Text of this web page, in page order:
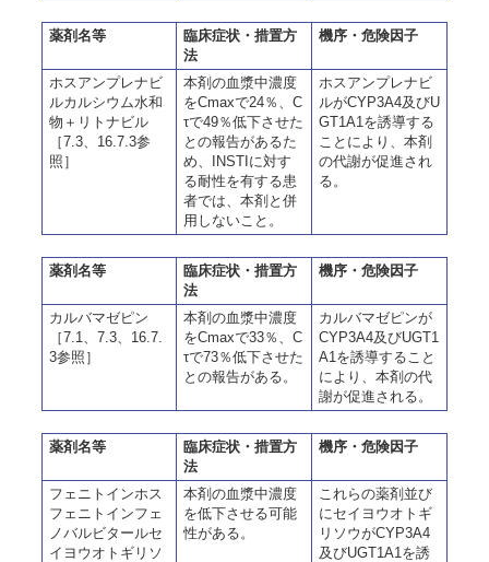
薬剤名等
臨床症状・措置方
法
機序・危険因子
ホスアンプレナビ
ルカルシウム水和
物＋リトナビル
［7.3、16.7.3参
照］
本剤の血漿中濃度
をCmaxで24％、C
τで49％低下させた
との報告があるた
め、INSTIに対す
る耐性を有する患
者では、本剤と併
用しないこと。
ホスアンプレナビ
ルがCYP3A4及びU
GT1A1を誘導する
ことにより、本剤
の代謝が促進され
る。
薬剤名等
臨床症状・措置方
法
機序・危険因子
カルバマゼピン
［7.1、7.3、16.7.
3参照］
本剤の血漿中濃度
をCmaxで33％、C
τで73％低下させた
との報告がある。
カルバマゼピンが
CYP3A4及びUGT1
A1を誘導すること
により、本剤の代
謝が促進される。
薬剤名等
臨床症状・措置方
法
機序・危険因子
フェニトインホス
フェニトインフェ
ノバルビタールセ
イヨウオトギリソ
本剤の血漿中濃度
を低下させる可能
性がある。
これらの薬剤並び
にセイヨウオトギ
リソウがCYP3A4
及びUGT1A1を誘